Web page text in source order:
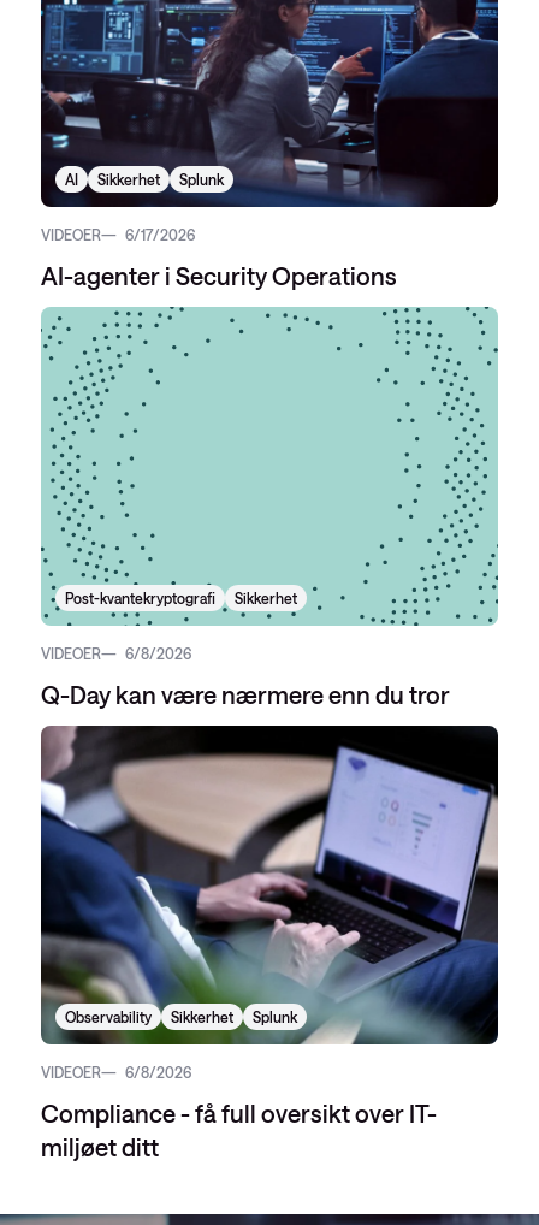
AI Sikkerhet Splunk
VIDEOER 6/17/2026
AI-agenter i Security Operations
Post-kvantekryptografi Sikkerhet
VIDEOER 6/8/2026
Q-Day kan være nærmere enn du tror
Observability Sikkerhet Splunk
VIDEOER 6/8/2026
Compliance - få full oversikt over IT-
miljøet ditt